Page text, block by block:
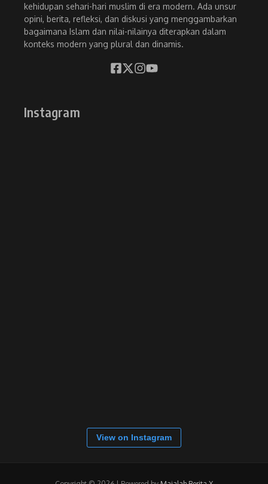
kehidupan sehari-hari muslim di era modern. Ada unsur
opini, berita, refleksi, dan diskusi yang menggambarkan
bagaimana Islam dan nilai-nilainya diterapkan dalam
konteks modern yang plural dan dinamis.
Instagram
View on Instagram